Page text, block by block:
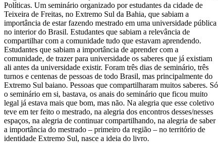
Políticas. Um seminário organizado por estudantes da cidade de
Teixeira de Freitas, no Extremo Sul da Bahia, que sabiam a
importância de estar fazendo mestrado em uma universidade pública
no interior do Brasil. Estudantes que sabiam a relevância de
compartilhar com a comunidade tudo que estavam aprendendo.
Estudantes que sabiam a importância de aprender com a
comunidade, de trazer para universidade os saberes que já existiam
ali antes da universidade existir. Foram três dias de seminário, três
turnos e centenas de pessoas de todo Brasil, mas principalmente do
Extremo Sul baiano. Pessoas que compartilharam muitos saberes. Só
o seminário em si, bastava, os anais do seminário que ficou muito
legal já estava mais que bom, mas não. Na alegria que esse coletivo
teve em ter feito o mestrado, na alegria dos encontros desses/nesses
espaços, na alegria de continuar compartilhando, na alegria de saber
a importância do mestrado – primeiro da região – no território de
identidade Extremo Sul, nasce a ideia do livro.